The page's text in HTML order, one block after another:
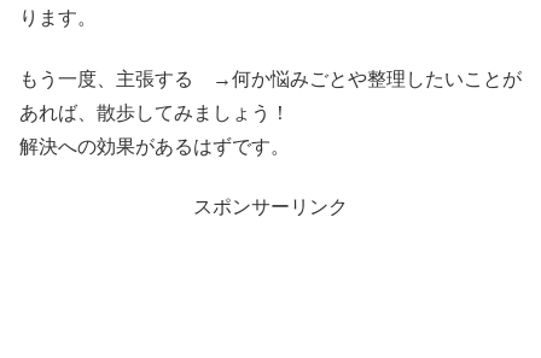
ります。
もう一度、主張する →何か悩みごとや整理したいことが
あれば、散歩してみましょう！
解決への効果があるはずです。
スポンサーリンク